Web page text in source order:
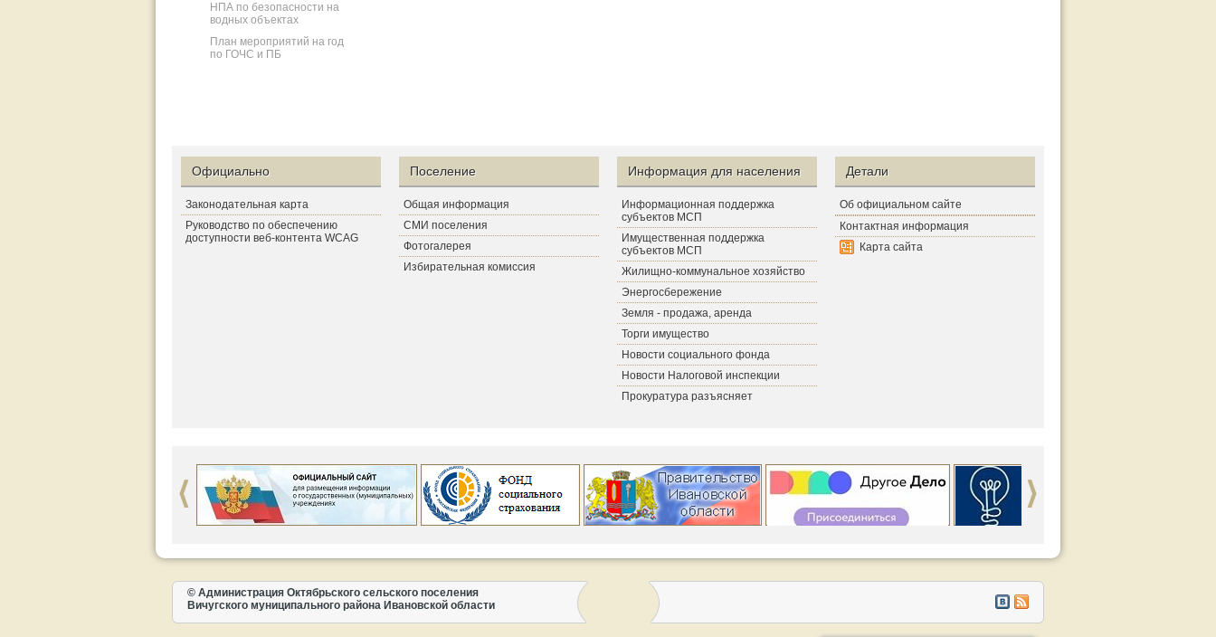
НПА по безопасности на
водных объектах
План мероприятий на год
по ГОЧС и ПБ
Официально
Законодательная карта
Руководство по обеспечению
доступности веб-контента WCAG
Поселение
Общая информация
СМИ поселения
Фотогалерея
Избирательная комиссия
Информация для населения
Информационная поддержка
субъектов МСП
Имущественная поддержка
субъектов МСП
Жилищно-коммунальное хозяйство
Энергосбережение
Земля - продажа, аренда
Торги имущество
Новости социального фонда
Новости Налоговой инспекции
Прокуратура разъясняет
Детали
Об официальном сайте
Контактная информация
Карта сайта
© Администрация Октябрьского сельского поселения
Вичугского муниципального района Ивановской области